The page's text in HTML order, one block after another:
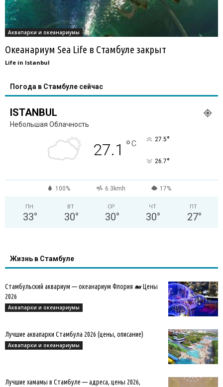
Аквапарки и океанариумы
Океанариум Sea Life в Стамбуле закрыт
Life in Istanbul
Погода в Стамбуле сейчас
ISTANBUL
Небольшая Облачность
27.1 °C 27.5°
26.7°
100% 6.3kmh 17%
ПН
33°
ВТ
30°
СР
30°
ЧТ
30°
ПТ
27°
Жизнь в Стамбуле
Стамбульский аквариум — океанариум Флория 🐋 Цены
2026
Аквапарки и океанариумы
Лучшие аквапарки Стамбула 2026 (цены, описание)
Аквапарки и океанариумы
Лучшие хамамы в Стамбуле — адреса, цены 2026,